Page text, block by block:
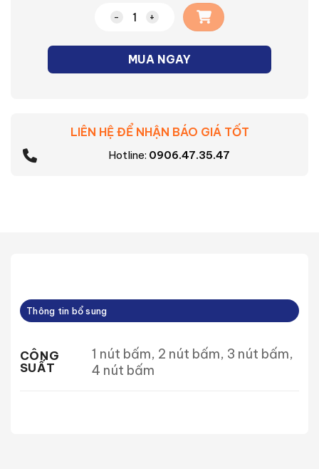
Công tắc thông minh số lượng
MUA NGAY
LIÊN HỆ ĐỂ NHẬN BÁO GIÁ TỐT
Hotline: 0906.47.35.47
Thông tin bổ sung
CÔNG
SUẤT
1 nút bấm, 2 nút bấm, 3 nút bấm,
4 nút bấm